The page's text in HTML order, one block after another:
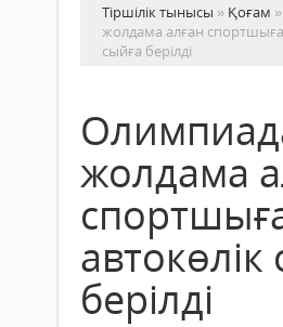
Тіршілік тынысы » Қоғам
жолдама алған спортшыға
сыйға берілді
жолдама
автокөлік
берілді